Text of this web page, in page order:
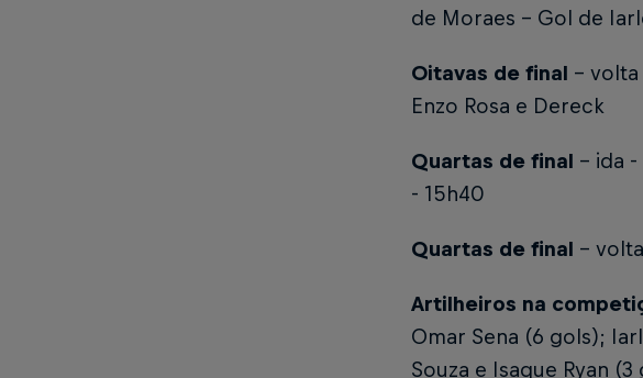
de Moraes - Gol de
Oitavas de final - volta
Enzo Rosa e Dereck
Quartas de final - ida -
- 15h40
Quartas de final -
Artilheiros na
Omar Sena (6 gols);
Souza e Isaque Ryan